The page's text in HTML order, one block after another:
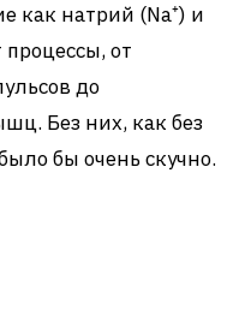
как натрий (Na⁺) и
от
до
Без них, как без
бы очень скучно.